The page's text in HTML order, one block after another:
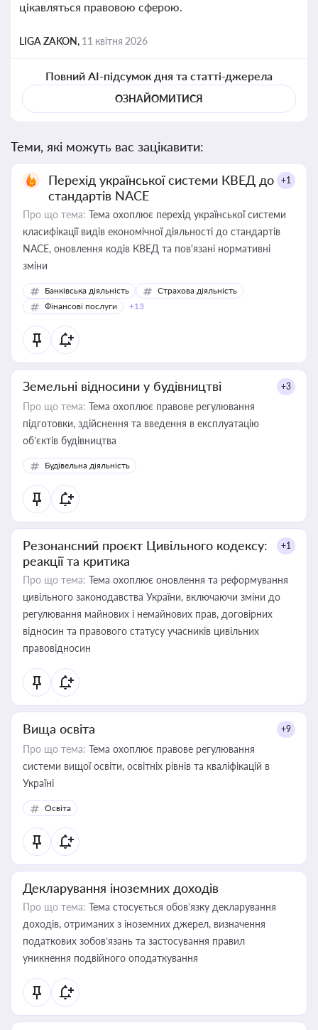
цікавляться правовою сферою.
LIGA ZAKON, 11 квітня 2026
Повний AI-підсумок дня та статті-джерела
ОЗНАЙОМИТИСЯ
Теми, які можуть вас зацікавити:
Перехід української системи КВЕД до
стандартів NACE
+1
Про що тема: Тема охоплює перехід української системи
класифікації видів економічної діяльності до стандартів
NACE, оновлення кодів КВЕД та пов'язані нормативні
зміни
Банківська діяльність
Страхова діяльність
Фінансові послуги
+13
Земельні відносини у будівництві +3
Про що тема: Тема охоплює правове регулювання
підготовки, здійснення та введення в експлуатацію
об’єктів будівництва
Будівельна діяльність
Резонансний проєкт Цивільного кодексу:
реакції та критика
+1
Про що тема: Тема охоплює оновлення та реформування
цивільного законодавства України, включаючи зміни до
регулювання майнових і немайнових прав, договірних
відносин та правового статусу учасників цивільних
правовідносин
Вища освіта +9
Про що тема: Тема охоплює правове регулювання
системи вищої освіти, освітніх рівнів та кваліфікацій в
Україні
Освіта
Декларування іноземних доходів
Про що тема: Тема стосується обов’язку декларування
доходів, отриманих з іноземних джерел, визначення
податкових зобов’язань та застосування правил
уникнення подвійного оподаткування